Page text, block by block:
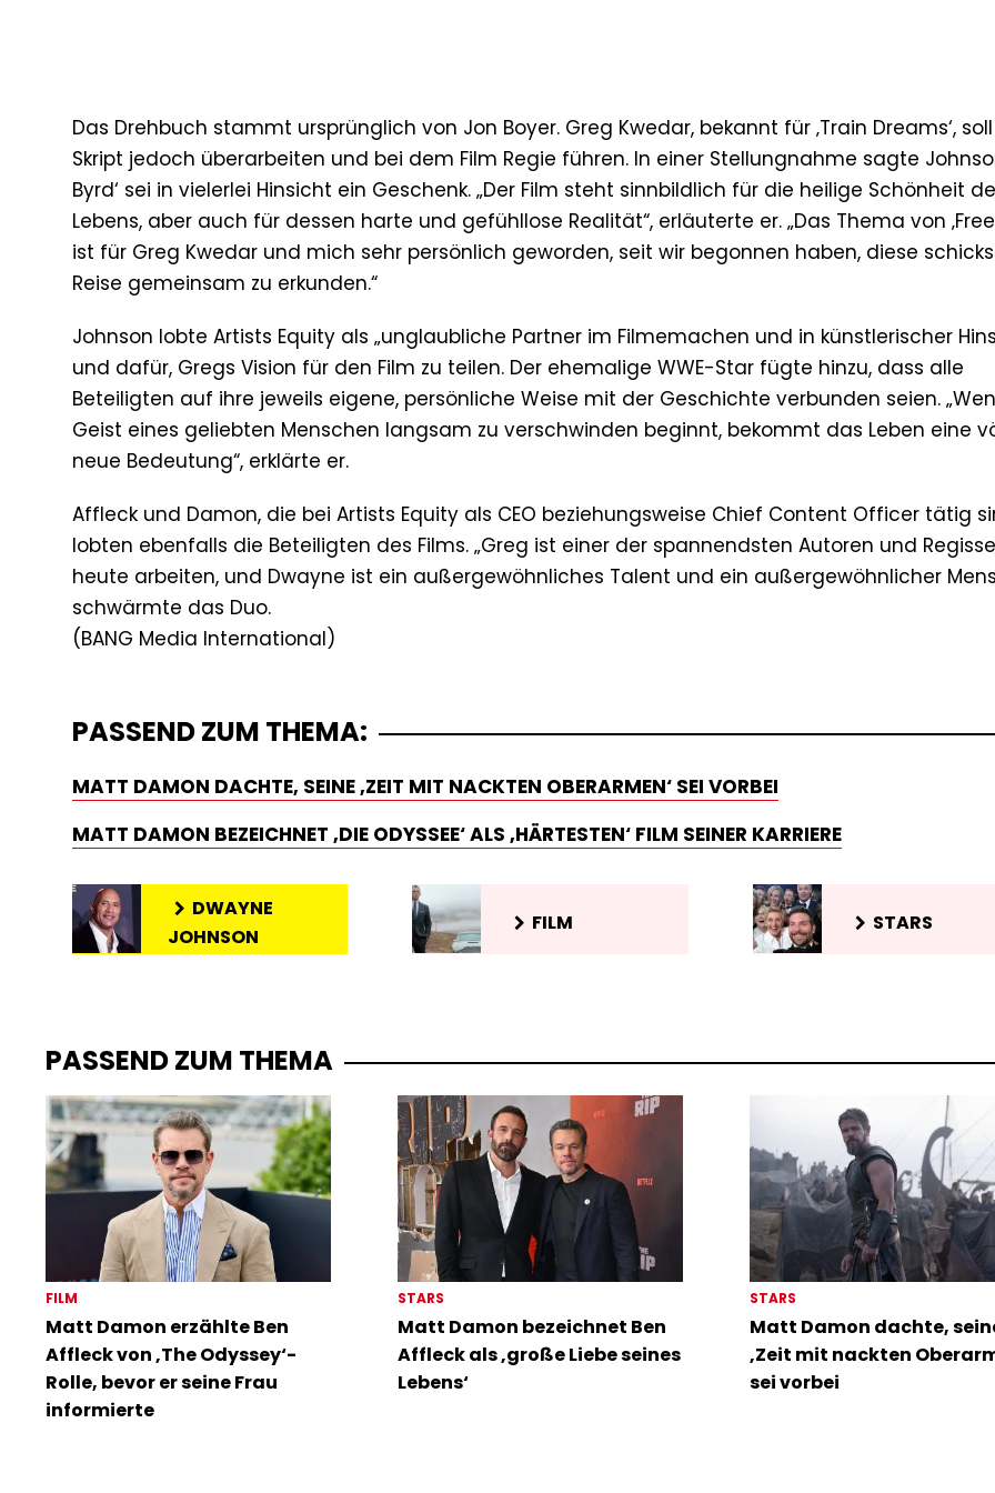
Das Drehbuch stammt ursprünglich von Jon Boyer. Greg Kwedar, bekannt für ‚Train Dreams‘,
Skript jedoch überarbeiten und bei dem Film Regie führen. In einer Stellungnahme sagte
Byrd‘ sei in vielerlei Hinsicht ein Geschenk. „Der Film steht sinnbildlich für die heilige Schönheit
Lebens, aber auch für dessen harte und gefühllose Realität“, erläuterte er. „Das Thema von ‚Free
ist für Greg Kwedar und mich sehr persönlich geworden, seit wir begonnen haben, diese
Reise gemeinsam zu erkunden.“
Johnson lobte Artists Equity als „unglaubliche Partner im Filmemachen und in künstlerischer
und dafür, Gregs Vision für den Film zu teilen. Der ehemalige WWE-Star fügte hinzu, dass alle
Beteiligten auf ihre jeweils eigene, persönliche Weise mit der Geschichte verbunden seien.
Geist eines geliebten Menschen langsam zu verschwinden beginnt, bekommt das Leben eine
neue Bedeutung“, erklärte er.
Affleck und Damon, die bei Artists Equity als CEO beziehungsweise Chief Content Officer tätig
lobten ebenfalls die Beteiligten des Films. „Greg ist einer der spannendsten Autoren und
heute arbeiten, und Dwayne ist ein außergewöhnliches Talent und ein außergewöhnlicher
schwärmte das Duo.
PASSEND ZUM THEMA:
MATT DAMON DACHTE, SEINE ‚ZEIT MIT NACKTEN OBERARMEN‘ SEI VORBEI
MATT DAMON BEZEICHNET ‚DIE ODYSSEE‘ ALS ‚HÄRTESTEN‘ FILM SEINER KARRIERE
DWAYNE
JOHNSON
FILM STARS
PASSEND ZUM THEMA
FILM
Matt Damon erzählte Ben
Affleck von ‚The Odyssey‘-
Rolle, bevor er seine Frau
informierte
STARS
Matt Damon bezeichnet Ben
Affleck als ‚große Liebe seines
Lebens‘
STARS
Matt Damon dachte,
‚Zeit mit nackten
sei vorbei